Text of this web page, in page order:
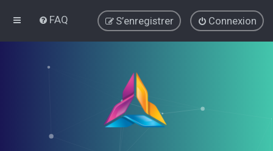
FAQ Connexion
S’enregistrer